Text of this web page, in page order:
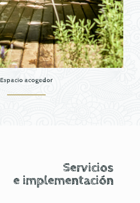
Espacio acogedor
Servicios
e implementación